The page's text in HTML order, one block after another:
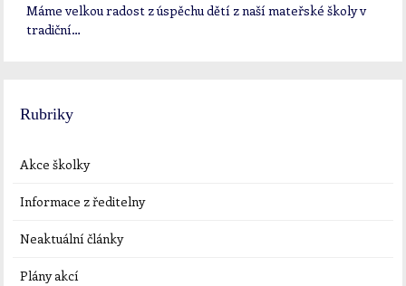
Máme velkou radost z úspěchu dětí z naší mateřské školy v
tradiční…
Rubriky
Akce školky
Informace z ředitelny
Neaktuální články
Plány akcí